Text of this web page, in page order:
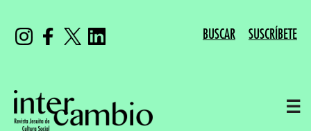
BUSCAR SUSCRÍBETE
☰